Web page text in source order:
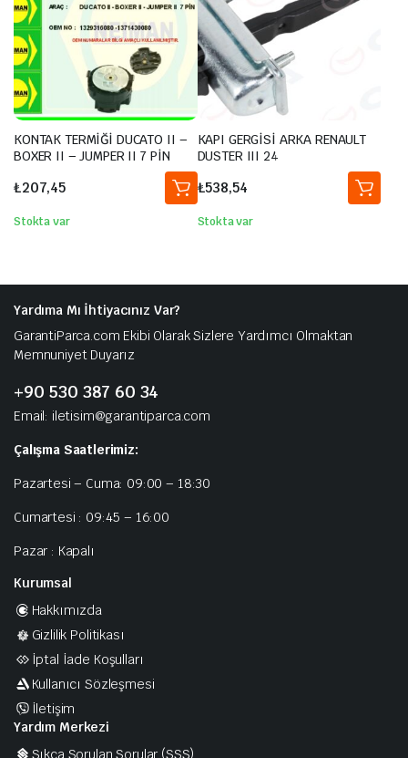
KONTAK TERMİĞİ DUCATO II –
BOXER II – JUMPER II 7 PİN
₺207,45
Stokta var
KAPI GERGİSİ ARKA RENAULT
DUSTER III 24
₺538,54
Stokta var
Yardıma Mı İhtiyacınız Var?
GarantiParca.com Ekibi Olarak Sizlere Yardımcı Olmaktan
Memnuniyet Duyarız
+90 530 387 60 34
Email: iletisim@garantiparca.com
Çalışma Saatlerimiz:
Pazartesi – Cuma: 09:00 – 18:30
Cumartesi : 09:45 – 16:00
Pazar : Kapalı
Kurumsal
Hakkımızda
Gizlilik Politikası
İptal İade Koşulları
Kullanıcı Sözleşmesi
İletişim
Yardım Merkezi